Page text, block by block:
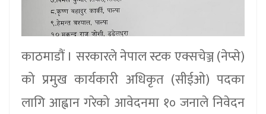
काठमाडौं । सरकारले नेपाल स्टक एक्सचेञ्ज (नेप्से)
को प्रमुख कार्यकारी अधिकृत (सीईओ) पदका
लागि आह्वान गरेको आवेदनमा १० जनाले निवेदन